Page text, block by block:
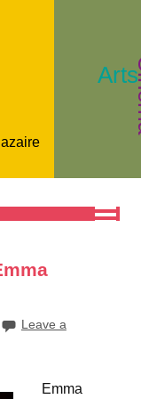
Leave a
Emma